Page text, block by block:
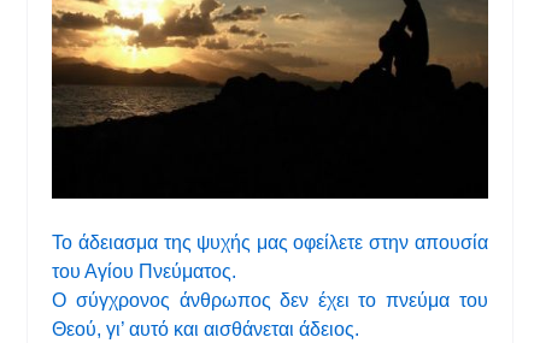
Το άδειασμα της ψυχής μας οφείλετε στην απουσία
του Αγίου Πνεύματος.
Ο σύγχρονος άνθρωπος δεν έχει το πνεύμα του
Θεού, γι’ αυτό και αισθάνεται άδειος.